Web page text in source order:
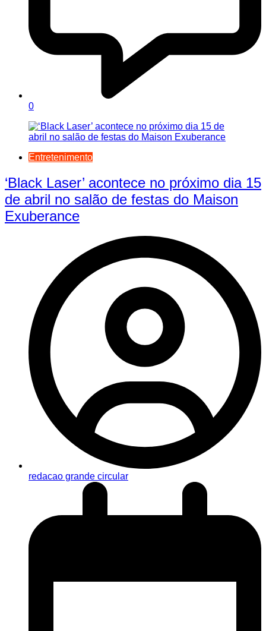
0
Entretenimento
‘Black Laser’ acontece no próximo dia 15
de abril no salão de festas do Maison
Exuberance
redacao grande circular